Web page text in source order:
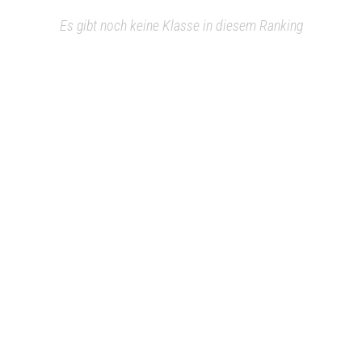
Es gibt noch keine Klasse in diesem Ranking